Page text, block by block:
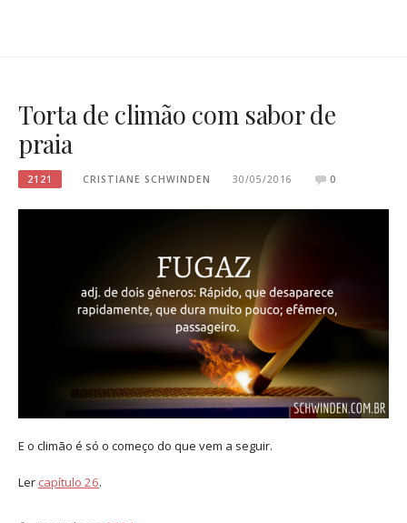
Torta de climão com sabor de
praia
2121 CRISTIANE SCHWINDEN 30/05/2016 0
E o climão é só o começo do que vem a seguir.
Ler capítulo 26.